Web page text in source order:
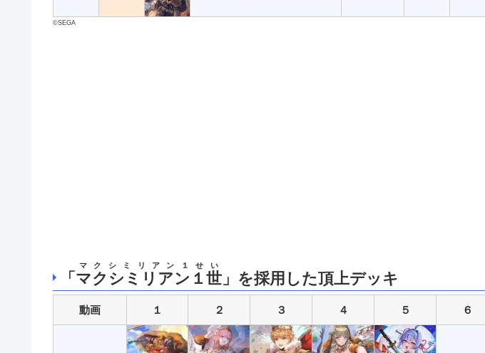
©SEGA
「 マクシミリアン１世
マクシミリアン１せい
」を採用した頂上デッキ
動画 １ ２ ３ ４ ５ ６